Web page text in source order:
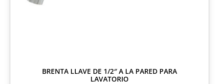
BRENTA LLAVE DE 1/2″ A LA PARED PARA
LAVATORIO